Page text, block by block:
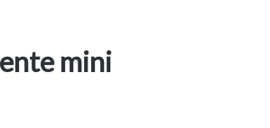
mini